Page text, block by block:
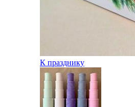
К празднику